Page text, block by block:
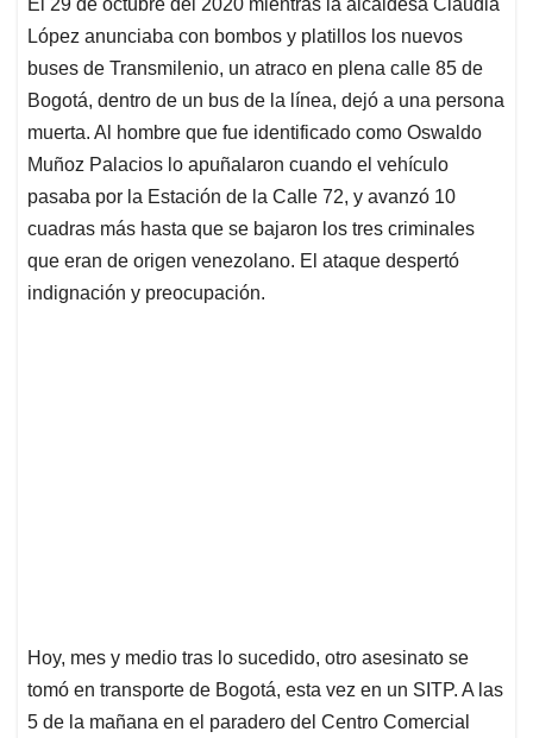
s
A
p
p
b
o
o
k
e
d
I
n
l
a
d
s
López anunciaba con bombos y platillos los nuevos
buses de Transmilenio, un atraco en plena calle 85 de
Bogotá, dentro de un bus de la línea, dejó a una persona
muerta. Al hombre que fue identificado como Oswaldo
Muñoz Palacios lo apuñalaron cuando el vehículo
pasaba por la Estación de la Calle 72, y avanzó 10
cuadras más hasta que se bajaron los tres criminales
que eran de origen venezolano. El ataque despertó
indignación y preocupación.
Hoy, mes y medio tras lo sucedido, otro asesinato se
tomó en transporte de Bogotá, esta vez en un SITP. A las
5 de la mañana en el paradero del Centro Comercial